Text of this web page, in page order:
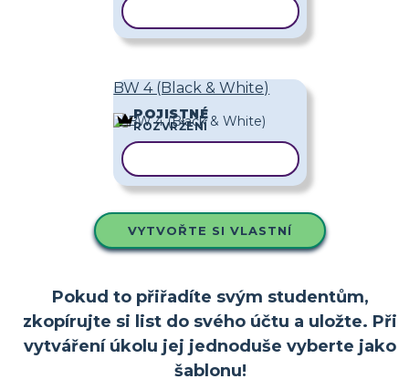
BW 4 (Black & White)
POJISTNÉ
ROZVRŽENÍ
VYTVOŘTE SI VLASTNÍ
Pokud to přiřadíte svým studentům,
zkopírujte si list do svého účtu a uložte. Při
vytváření úkolu jej jednoduše vyberte jako
šablonu!